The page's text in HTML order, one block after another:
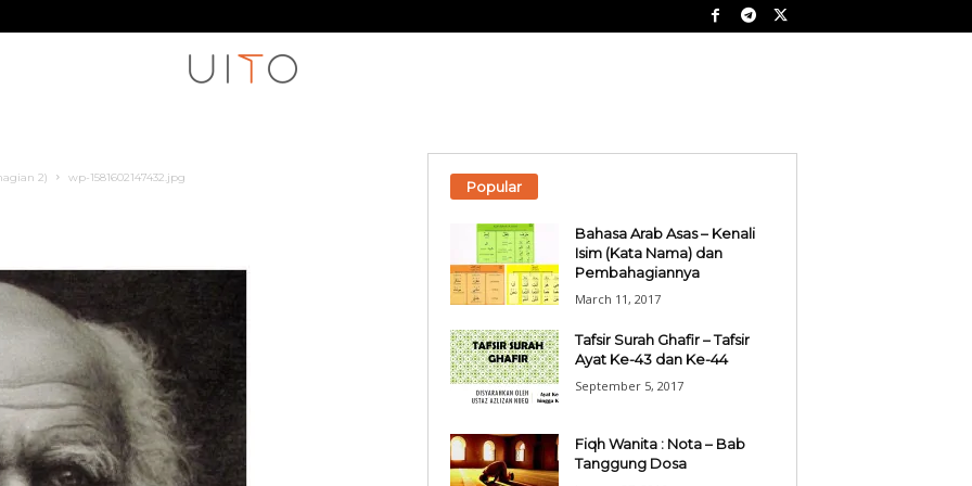
2) wp-1581602147432.jpg
Popular
Bahasa Arab Asas – Kenali
Isim (Kata Nama) dan
Pembahagiannya
March 11, 2017
Tafsir Surah Ghafir – Tafsir
Ayat Ke-43 dan Ke-44
September 5, 2017
Fiqh Wanita : Nota – Bab
Tanggung Dosa